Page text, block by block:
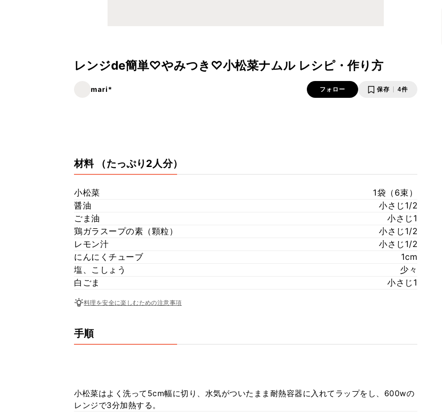
レンジde簡単♡やみつき♡小松菜ナムル レシピ・作り方
mari* フォロー 保存 4件
材料 （たっぷり2人分）
小松菜
1袋（6束）
醤油
小さじ1/2
ごま油
小さじ1
鶏ガラスープの素（顆粒）
小さじ1/2
レモン汁
小さじ1/2
にんにくチューブ
1cm
塩、こしょう
少々
白ごま
小さじ1
料理を安全に楽しむための注意事項
手順
小松菜はよく洗って5cm幅に切り、水気がついたまま耐熱容器に入れてラップをし、600wの
レンジで3分加熱する。